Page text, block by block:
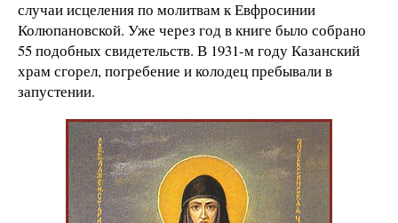
случаи исцеления по молитвам к Евфросинии
Колюпановской. Уже через год в книге было собрано
55 подобных свидетельств. В 1931-м году Казанский
храм сгорел, погребение и колодец пребывали в
запустении.